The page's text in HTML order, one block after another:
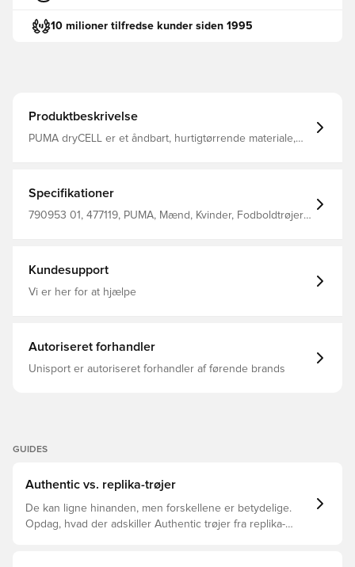
10 milioner tilfredse kunder siden 1995
Produktbeskrivelse
PUMA dryCELL er et åndbart, hurtigtørrende materiale,
Specifikationer
790953 01, 477119, PUMA, Mænd, Kvinder, Fodboldtrøjer,
Recycling - Drycell (Fun/001), Børn, 2026/27, Hvid, 3.
Kundesupport
Vi er her for at hjælpe
Autoriseret forhandler
Unisport er autoriseret forhandler af førende brands
GUIDES
Authentic vs. replika-trøjer
De kan ligne hinanden, men forskellene er betydelige.
Opdag, hvad der adskiller Authentic trøjer fra replika-